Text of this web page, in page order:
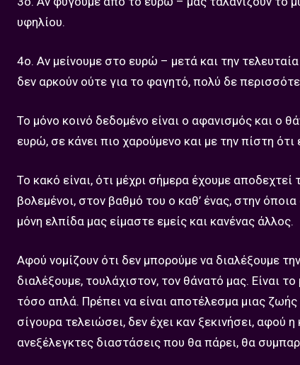
υφηλίου.
4ο. Αν μείνουμε στο ευρώ – μετά και την
δεν αρκούν ούτε για το φαγητό, πολύ δε
Το μόνο κοινό δεδομένο είναι ο αφανισμός και ο
ευρώ, σε κάνει πιο χαρούμενο και με την πίστη ότι
Το κακό είναι, ότι μέχρι σήμερα έχουμε
βολεμένοι, στον βαθμό του ο καθ’ ένας, στην
μόνη ελπίδα μας είμαστε εμείς και κανένας άλλος.
Αφού νομίζουν ότι δεν μπορούμε να διαλέξουμε
διαλέξουμε, τουλάχιστον, τον θάνατό μας. Είναι
τόσο απλά. Πρέπει να είναι αποτέλεσμα μιας
σίγουρα τελειώσει, δεν έχει καν ξεκινήσει, αφού
ανεξέλεγκτες διαστάσεις που θα πάρει, θα